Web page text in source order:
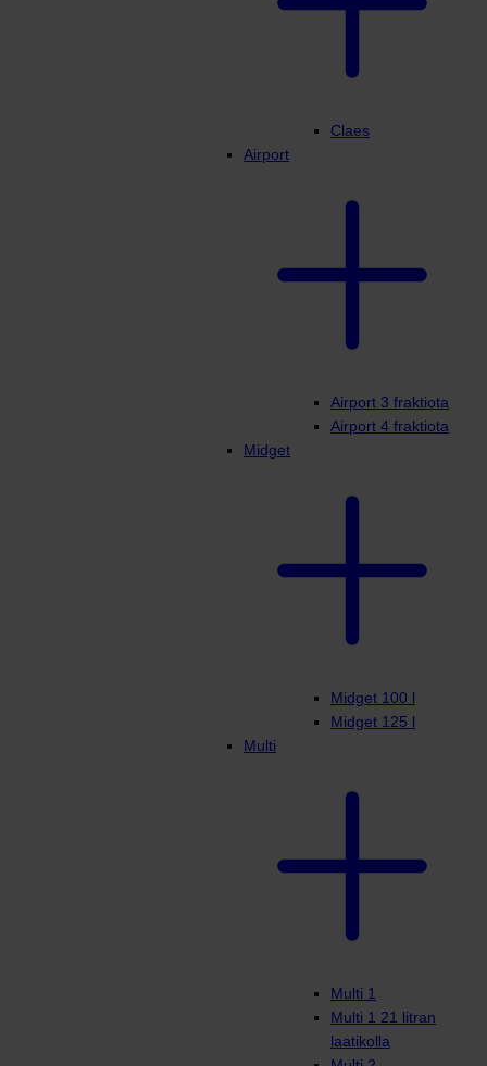
Claes
Airport
Airport 3 fraktiota
Airport 4 fraktiota
Midget
Midget 100 l
Midget 125 l
Multi
Multi 1
Multi 1 21 litran
laatikolla